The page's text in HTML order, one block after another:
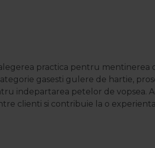
practica pentru mentinerea
gasesti gulere de hartie,
indepartarea petelor de vopsea.
clienti si contribuie la o experienta